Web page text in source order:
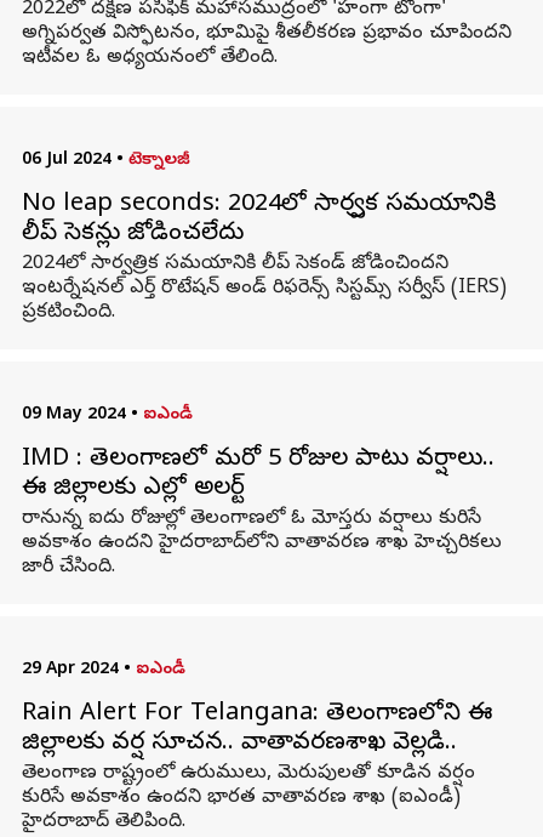
2022లో దక్షిణ పసిఫిక్ మహాసముద్రంలో 'హంగా టోంగా'
అగ్నిపర్వత విస్ఫోటనం, భూమిపై శీతలీకరణ ప్రభావం చూపిందని
ఇటీవల ఓ అధ్యయనంలో తేలింది.
06 Jul 2024 • టెక్నాలజీ
No leap seconds: 2024లో సార్వత్రిక సమయానికి
లీప్ సెకన్లు జోడించలేదు
2024లో సార్వత్రిక సమయానికి లీప్ సెకండ్ జోడించిందని
ఇంటర్నేషనల్ ఎర్త్ రొటేషన్ అండ్ రిఫరెన్స్ సిస్టమ్స్ సర్వీస్ (IERS)
ప్రకటించింది.
09 May 2024 • ఐఎండీ
IMD : తెలంగాణలో మరో 5 రోజుల పాటు వర్షాలు..
ఈ జిల్లాలకు ఎల్లో అలర్ట్
రానున్న ఐదు రోజుల్లో తెలంగాణలో ఓ మోస్తరు వర్షాలు కురిసే
అవకాశం ఉందని హైదరాబాద్‌లోని వాతావరణ శాఖ హెచ్చరికలు
జారీ చేసింది.
29 Apr 2024 • ఐఎండీ
Rain Alert For Telangana: తెలంగాణలోని ఈ
జిల్లాలకు వర్ష సూచన.. వాతావరణశాఖ వెల్లడి..
తెలంగాణ రాష్ట్రంలో ఉరుములు, మెరుపులతో కూడిన వర్షం
కురిసే అవకాశం ఉందని భారత వాతావరణ శాఖ (ఐఎండీ)
హైదరాబాద్ తెలిపింది.